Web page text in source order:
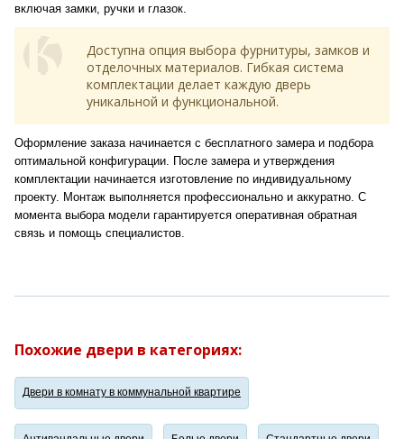
включая замки, ручки и глазок.
Доступна опция выбора фурнитуры, замков и
отделочных материалов. Гибкая система
комплектации делает каждую дверь
уникальной и функциональной.
Оформление заказа начинается с бесплатного замера и подбора
оптимальной конфигурации. После замера и утверждения
комплектации начинается изготовление по индивидуальному
проекту. Монтаж выполняется профессионально и аккуратно. С
момента выбора модели гарантируется оперативная обратная
связь и помощь специалистов.
Похожие двери в категориях:
Двери в комнату в коммунальной квартире